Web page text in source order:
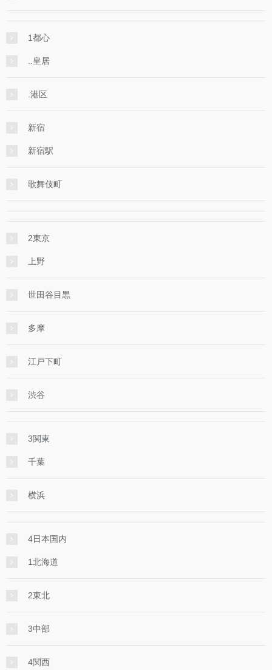
1都心
..皇居
.港区
新宿
新宿駅
歌舞伎町
2東京
上野
世田谷目黒
多摩
江戸下町
渋谷
3関東
千葉
横浜
4日本国内
1北海道
2東北
3中部
4関西